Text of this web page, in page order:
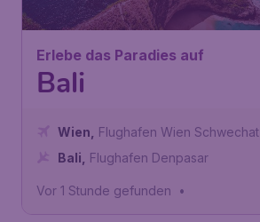
Erlebe das Paradies auf
Bali
Wien
Flughafen Wien Schwechat
Bali
Flughafen Denpasar
Vor 1 Stunde gefunden •